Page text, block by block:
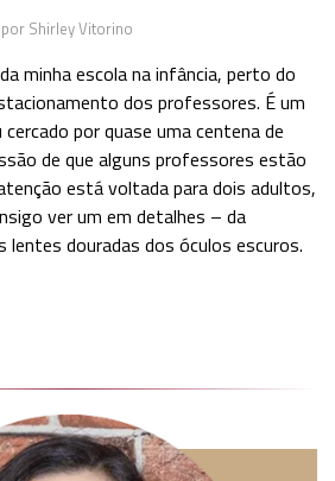
por Shirley Vitorino
minha escola na infância, perto do
dos professores. É um
por quase uma centena de
de que alguns professores estão
está voltada para dois adultos,
ver um em detalhes – da
lentes douradas dos óculos escuros.